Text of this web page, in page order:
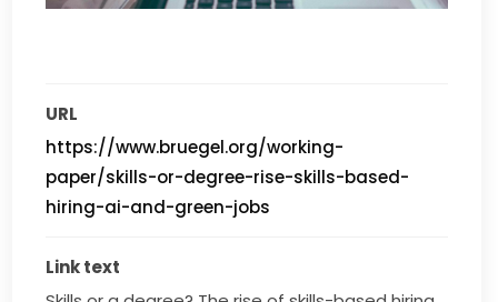
URL
https://www.bruegel.org/working-
paper/skills-or-degree-rise-skills-based-
hiring-ai-and-green-jobs
Link text